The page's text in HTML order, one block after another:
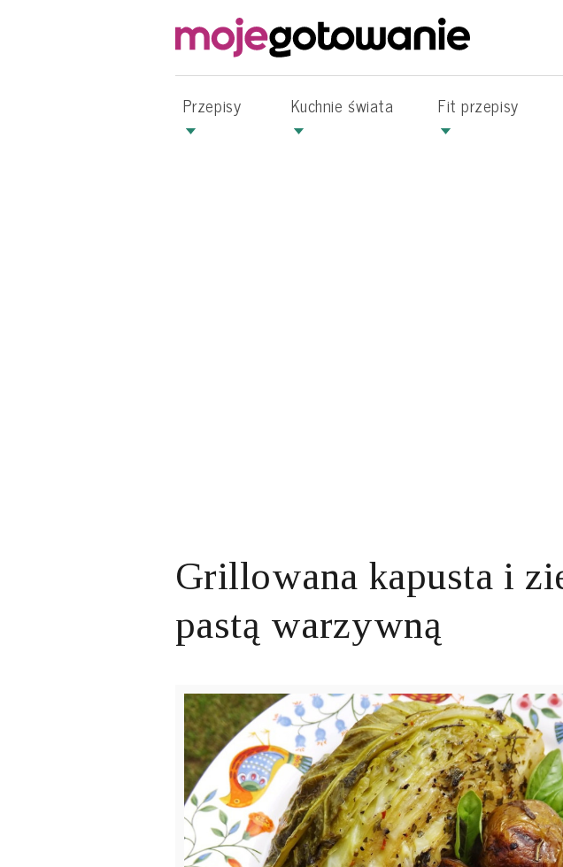
Przepisy Kuchnie świata Fit przepisy
Grillowana kapusta i
pastą warzywną